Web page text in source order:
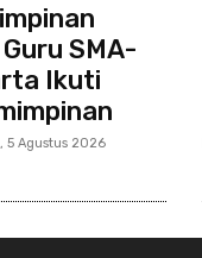
SMA-
Ikuti
5 Agustus 2026